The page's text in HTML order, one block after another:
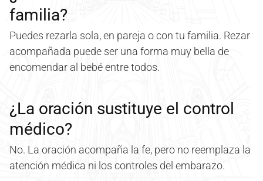
familia?
Puedes rezarla sola, en pareja o con tu familia. Rezar
acompañada puede ser una forma muy bella de
encomendar al bebé entre todos.
¿La oración sustituye el control
médico?
No. La oración acompaña la fe, pero no reemplaza la
atención médica ni los controles del embarazo.